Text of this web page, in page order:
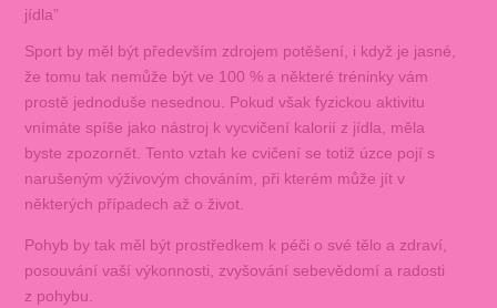
jídla”
Sport by měl být především zdrojem potěšení, i když je jasné,
že tomu tak nemůže být ve 100 % a některé tréninky vám
prostě jednoduše nesednou. Pokud však fyzickou aktivitu
vnímáte spíše jako nástroj k vycvičení kalorií z jídla, měla
byste zpozornět. Tento vztah ke cvičení se totiž úzce pojí s
narušeným výživovým chováním, při kterém může jít v
některých případech až o život.
Pohyb by tak měl být prostředkem k péči o své tělo a zdraví,
posouvání vaší výkonnosti, zvyšování sebevědomí a radosti
z pohybu.